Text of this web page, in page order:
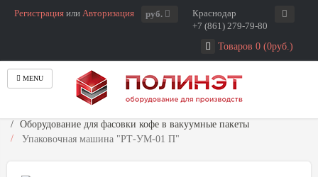
Регистрация или Авторизация руб.
Краснодар
+7 (861) 279-79-80
Товаров 0 (0руб.)
MENU
Оборудование для фасовки кофе в вакуумные пакеты
Упаковочная машина "РТ-УМ-01 П"